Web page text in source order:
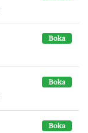
Boka
Boka
Boka